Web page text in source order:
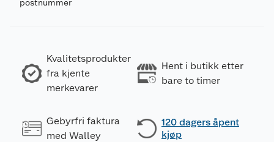
postnummer
Kvalitetsprodukter
fra kjente
merkevarer
Hent i butikk etter
bare to timer
Gebyrfri faktura
med Walley
120 dagers åpent
kjøp